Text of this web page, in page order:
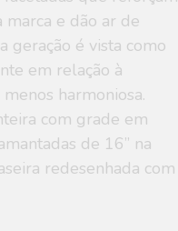
e dão ar de
geração é vista como
em relação à
harmoniosa.
com grade em
de 16” na
redesenhada com